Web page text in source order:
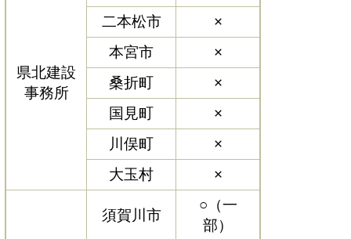
県北建設
事務所
二本松市
×
本宮市
×
桑折町
×
国見町
×
川俣町
×
大玉村
×
須賀川市
○（一
部）